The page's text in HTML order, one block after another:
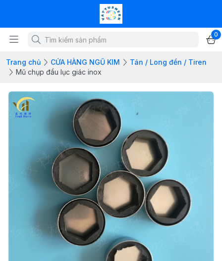
0
Trang chủ CỬA HÀNG NGŨ KIM
Tán / Long đền / Tiren
Mũ chụp đầu lục giác inox